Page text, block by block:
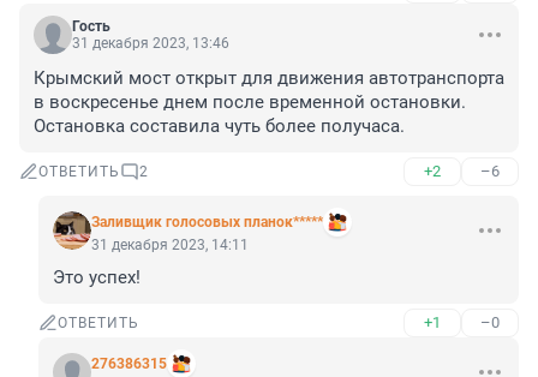
Гость
31 декабря 2023, 13:46
Крымский мост открыт для движения автотранспорта
в воскресенье днем после временной остановки.
Остановка составила чуть более получаса.
ОТВЕТИТЬ 2 +2 –6
Заливщик голосовых планок*****
31 декабря 2023, 14:11
Это успех!
ОТВЕТИТЬ +1 –0
276386315